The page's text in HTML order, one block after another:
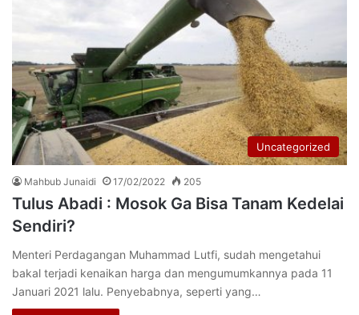
Uncategorized
Mahbub Junaidi 17/02/2022 205
Tulus Abadi : Mosok Ga Bisa Tanam Kedelai
Sendiri?
Menteri Perdagangan Muhammad Lutfi, sudah mengetahui
bakal terjadi kenaikan harga dan mengumumkannya pada 11
Januari 2021 lalu. Penyebabnya, seperti yang…